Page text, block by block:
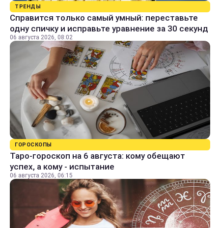
ТРЕНДЫ
Справится только самый умный: переставьте
одну спичку и исправьте уравнение за 30 секунд
06 августа 2026, 08:02
ГОРОСКОПЫ
Таро-гороскоп на 6 августа: кому обещают
успех, а кому - испытание
06 августа 2026, 06:15